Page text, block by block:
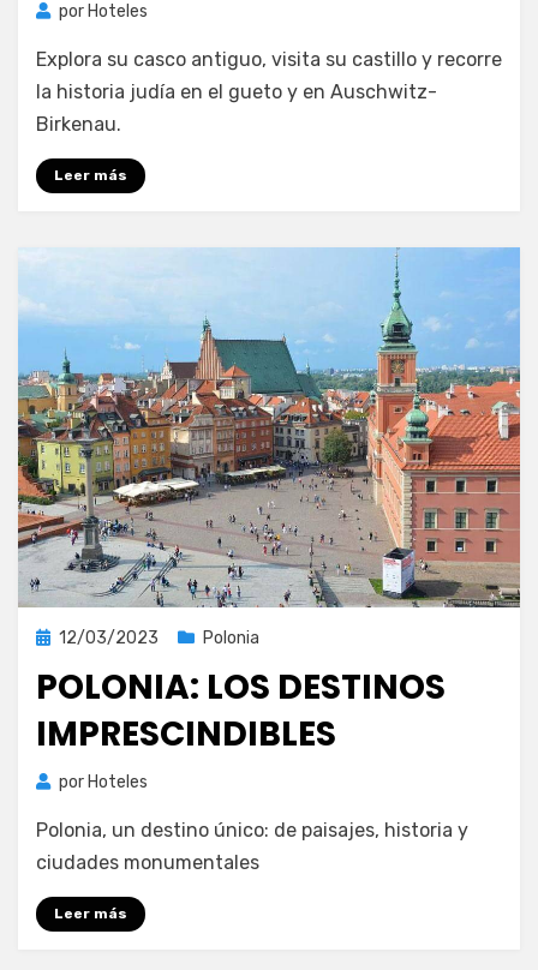
por Hoteles
Explora su casco antiguo, visita su castillo y recorre
la historia judía en el gueto y en Auschwitz-
Birkenau.
Leer más
Publicada
12/03/2023 Polonia
POLONIA: LOS DESTINOS
IMPRESCINDIBLES
por Hoteles
Polonia, un destino único: de paisajes, historia y
ciudades monumentales
Leer más